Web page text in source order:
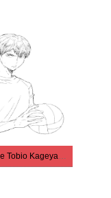
Croquis de Tobio Kageyama